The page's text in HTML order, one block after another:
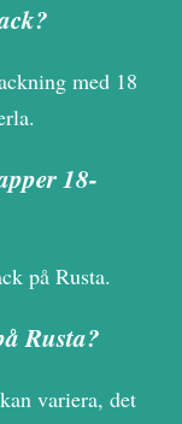
med 18
18-
på Rusta.
Rusta?
variera, det